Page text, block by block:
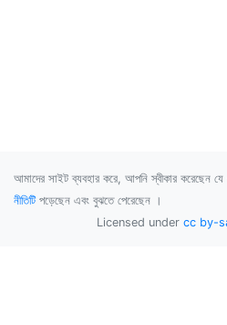
আমাদের সাইট ব্যবহার করে, আপনি স্বীকার করেছেন
নীতিটি পড়েছেন এবং বুঝতে পেরেছেন ।
Licensed under cc by-